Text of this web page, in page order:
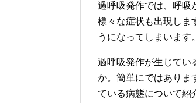
過呼吸発作では、呼吸
様々な症状も出現しま
うになってしまいます。
過呼吸発作が生じてい
か。簡単にではありま
ている病態について紹